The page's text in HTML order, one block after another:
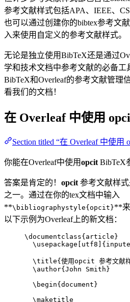
参考文献样式包括APA、IEEE、
也可以通过创建你的bibtex参考文
入来使用自定义的参考文献样式。
无论是独立使用BibTeX还是通过
学和技术文档中参考文献的必备工
BibTeX和Overleaf的参考文献管理
看我们的文档！
在 Overleaf 中使用
Section titled “在 Overleaf 中使用
你能在Overleaf中使用opcitBibTeX
答案是肯定的！ opcit参考文献样式
之一。通过在你的tex文档中输入
**\bibliographystyle{opcit}**
以下示例为Overleaf上的新文档：
\documentclass{ article }
\usepackage
utf8 ]{
\title{使用opcit 参考文献
\author{John Smith}
\begin{ document }
\maketitle